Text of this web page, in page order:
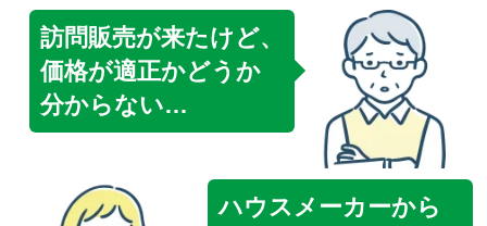
訪問販売が来たけど、
価格が適正かどうか
分からない…
ハウスメーカーから